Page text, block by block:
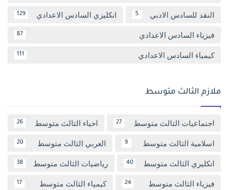
النقد للسادس الادبي 5 انكليزي السادس الاعدادي 129
فيزياء السادس الاعدادي 87
كيمياء السادس الاعدادي 111
ملازم الثالث متوسط
اجتماعيات الثالث متوسط 27 احياء الثالث متوسط 26
اسلامية الثالث متوسط 9 العربي الثالث متوسط 20
انكليزي الثالث متوسط 40 رياضيات الثالث متوسط 38
فيزياء الثالث متوسط 24 كيمياء الثالث متوسط 17